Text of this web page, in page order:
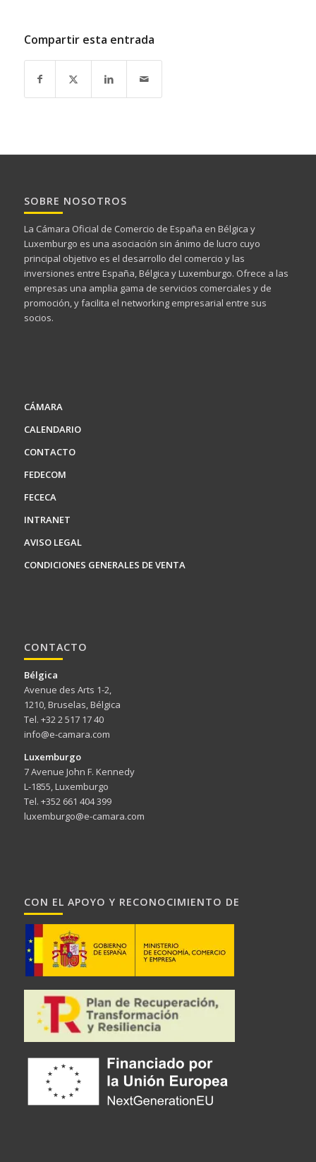
Compartir esta entrada
SOBRE NOSOTROS
La Cámara Oficial de Comercio de España en Bélgica y
Luxemburgo es una asociación sin ánimo de lucro cuyo
principal objetivo es el desarrollo del comercio y las
inversiones entre España, Bélgica y Luxemburgo. Ofrece a las
empresas una amplia gama de servicios comerciales y de
promoción, y facilita el networking empresarial entre sus
socios.
CÁMARA
CALENDARIO
CONTACTO
FEDECOM
FECECA
INTRANET
AVISO LEGAL
CONDICIONES GENERALES DE VENTA
CONTACTO
Bélgica
Avenue des Arts 1-2,
1210, Bruselas, Bélgica
Tel. +32 2 517 17 40
info@e-camara.com
Luxemburgo
7 Avenue John F. Kennedy
L-1855, Luxemburgo
Tel. +352 661 404 399
luxemburgo@e-camara.com
CON EL APOYO Y RECONOCIMIENTO DE